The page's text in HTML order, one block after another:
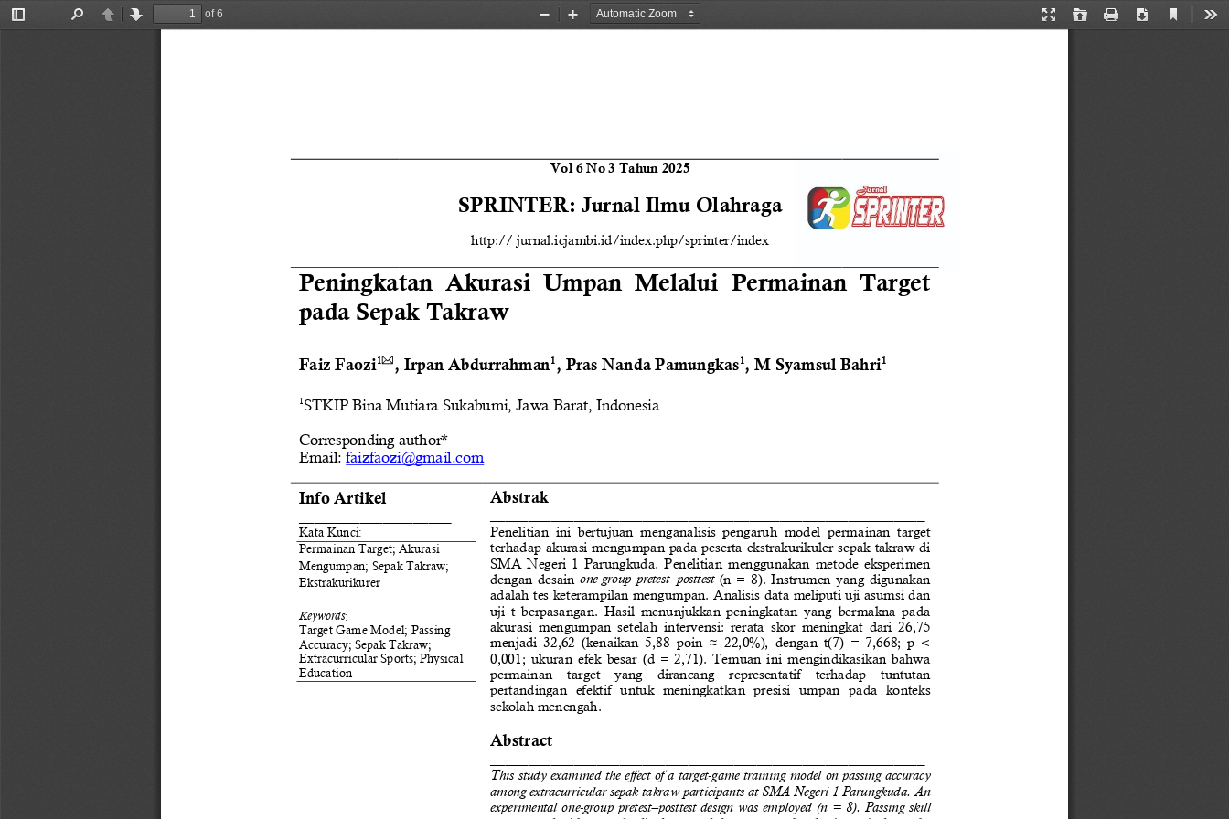
Toggle
PreviousNext
of 6
Presentation
Open Print Download
Current
Zoom
Zoom
Vol 6 No 3 Tahun 2025
SPRINTER: Jurnal Ilmu Olahraga
http:// jurnal.icjambi.id/index.php/sprinter/index
Peningkatan  Akurasi  Umpan  Melalui  Permainan  Target
pada Sepak Takraw
Faiz Faozi1 , Irpan Abdurrahman1, Pras Nanda Pamungkas1, M Syamsul Bahri1
1STKIP Bina Mutiara Sukabumi, Jawa Barat, Indonesia
Corresponding author*
Email: faizfaozi@gmail.com
Info Artikel
Kata Kunci:
Permainan Target; Akurasi
Mengumpan; Sepak Takraw;
Ekstrakurikurer
Keywords:
Target Game Model; Passing
Accuracy; Sepak Takraw;
Extracurricular Sports; Physical
Education
Abstrak
Penelitian  ini  bertujuan  menganalisis  pengaruh  model  permainan  target
terhadap akurasi mengumpan pada peserta ekstrakurikuler sepak takraw di
SMA  Negeri  1  Parungkuda.  Penelitian  menggunakan  metode  eksperimen
dengan  desain one-group  pretest–posttest (n  =  8).  Instrumen  yang  digunakan
adalah tes keterampilan mengumpan. Analisis data meliputi uji asumsi dan
uji  t  berpasangan.  Hasil  menunjukkan  peningkatan  yang  bermakna  pada
akurasi  mengumpan  setelah  intervensi:  rerata  skor  meningkat  dari  26,75
menjadi  32,62  (kenaikan  5,88  poin  ≈  22,0%),  dengan  t(7)  =  7,668;  p  <
0,001;  ukuran  efek  besar  (d  =  2,71).  Temuan  ini  mengindikasikan  bahwa
permainan    target    yang    dirancang    representatif    terhadap    tuntutan
pertandingan   efektif   untuk   meningkatkan   presisi   umpan   pada   konteks
sekolah menengah
Abstract
This  study  examined  the  effect  of  a target-game  training  model  on passing  accuracy
among extracurricular sepak takraw participants at SMA Negeri 1 Parungkuda. An
experimental  one-group  pretest–posttest  design  was  employed  (n  =  8).  Passing  skill